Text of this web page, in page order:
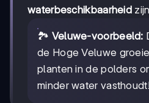
waterbeschikbaarheid
🏞️ Veluwe-voorbeeld:
de Hoge Veluwe
planten in de polders
minder water